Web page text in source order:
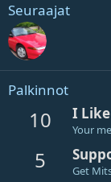
Seuraajat
Palkinnot
10 I
Your
5 Get